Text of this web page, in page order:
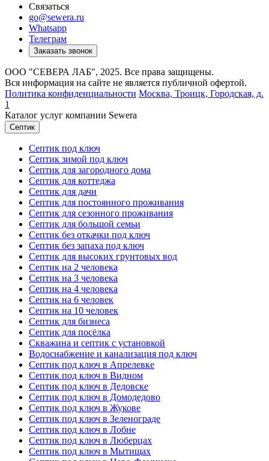
Связаться
go@sewera.ru
Whatsapp
Телеграм
Заказать звонок
ООО "СЕВЕРА ЛАБ", 2025. Все права защищены.
Вся информация на сайте не является публичной офертой.
Политика конфиденциальности Москва, Троицк, Городская, д.
1
Каталог услуг компании Sewera
Септик
Септик под ключ
Септик зимой под ключ
Септик для загородного дома
Септик для коттеджа
Септик для дачи
Септик для постоянного проживания
Септик для сезонного проживания
Септик для большой семьи
Септик без откачки под ключ
Септик без запаха под ключ
Септик для высоких грунтовых вод
Септик на 2 человека
Септик на 3 человека
Септик на 4 человека
Септик на 6 человек
Септик на 10 человек
Септик для бизнеса
Септик для посёлка
Скважина и септик с установкой
Водоснабжение и канализация под ключ
Септик под ключ в Апрелевке
Септик под ключ в Видном
Септик под ключ в Дедовске
Септик под ключ в Домодедово
Септик под ключ в Жукове
Септик под ключ в Зеленограде
Септик под ключ в Лобне
Септик под ключ в Люберцах
Септик под ключ в Мытищах